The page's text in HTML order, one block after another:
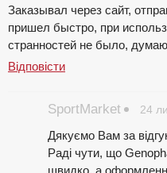
Заказывал через сайт,
пришел быстро, при
странностей не было,
Відповісти
SportMarket 24
Дякуємо Вам за
Раді чути, що
швидко, а